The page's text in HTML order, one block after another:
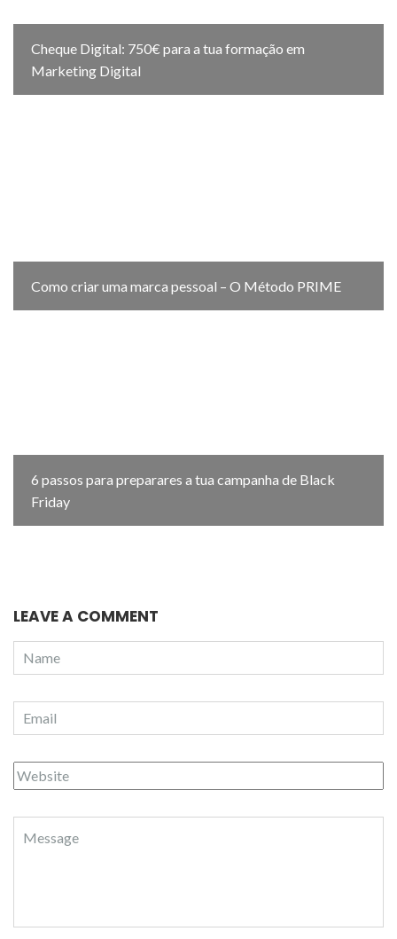
Cheque Digital: 750€ para a tua formação em
Marketing Digital
Como criar uma marca pessoal – O Método PRIME
6 passos para preparares a tua campanha de Black
Friday
LEAVE A COMMENT